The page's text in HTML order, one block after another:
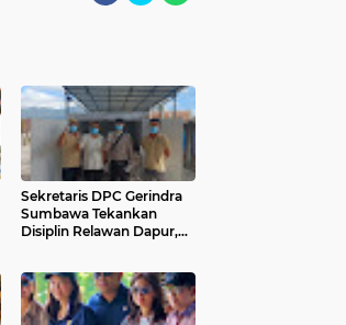
Sekretaris DPC Gerindra
Sumbawa Tekankan
Disiplin Relawan Dapur,